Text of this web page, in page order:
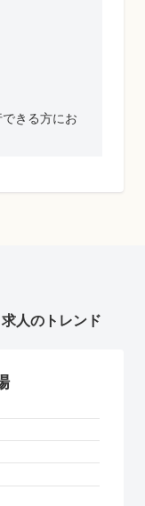
きる方にお
人のトレンド